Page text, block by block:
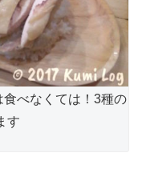
べなくては！3種の
す